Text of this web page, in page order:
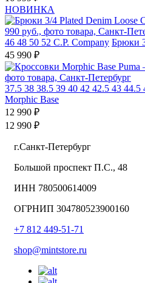
НОВИНКА
46 48 50 52 C.P. Company Брюки
45 990 ₽
37.5 38 38.5 39 40 42 42.5 43 44.5
Morphic Base
12 990 ₽
12 990 ₽
г.Санкт-Петербург
Большой проспект П.С., 48
ИНН 780500614009
ОГРНИП 304780523900160
+7 812 449-51-71
shop@mintstore.ru